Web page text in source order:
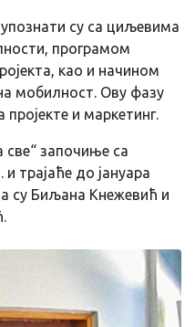
су са циљевима
програмом
као и начином
мобилност. Ову фазу
и маркетинг.
све“ започиње са
и трајаће до јануара
су Биљана Кнежевић и